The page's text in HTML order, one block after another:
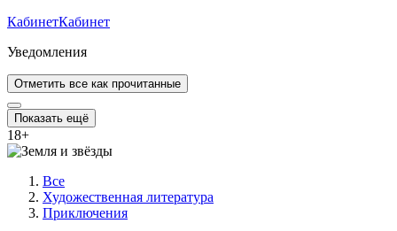
КабинетКабинет
Уведомления
Отметить все как прочитанные
Показать ещё
18+
Все
Художественная литература
Приключения